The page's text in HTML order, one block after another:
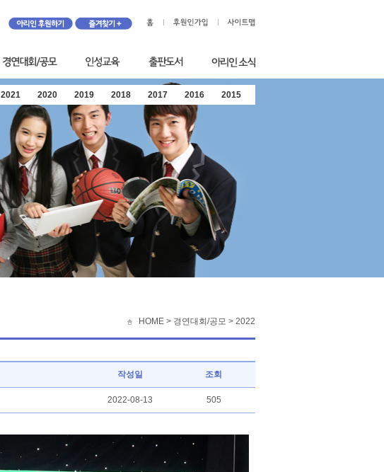
2021 2020 2019 2018 2017 2016 2015
HOME > 경연대회/공모 > 2022
작성일 조회
2022-08-13 505